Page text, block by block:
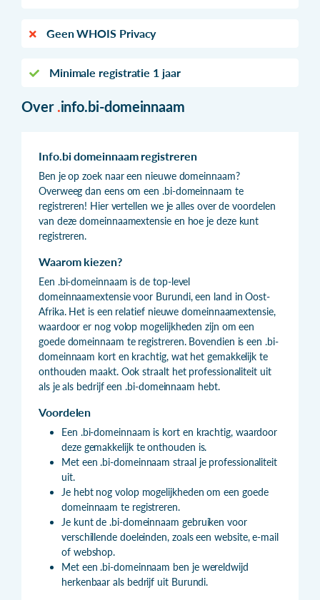
Geen WHOIS Privacy
Minimale registratie 1 jaar
Over .info.bi-domeinnaam
Info.bi domeinnaam registreren
Ben je op zoek naar een nieuwe domeinnaam?
Overweeg dan eens om een .bi-domeinnaam te
registreren! Hier vertellen we je alles over de voordelen
van deze domeinnaamextensie en hoe je deze kunt
registreren.
Waarom kiezen?
Een .bi-domeinnaam is de top-level
domeinnaamextensie voor Burundi, een land in Oost-
Afrika. Het is een relatief nieuwe domeinnaamextensie,
waardoor er nog volop mogelijkheden zijn om een
goede domeinnaam te registreren. Bovendien is een .bi-
domeinnaam kort en krachtig, wat het gemakkelijk te
onthouden maakt. Ook straalt het professionaliteit uit
als je als bedrijf een .bi-domeinnaam hebt.
Voordelen
Een .bi-domeinnaam is kort en krachtig, waardoor
deze gemakkelijk te onthouden is.
Met een .bi-domeinnaam straal je professionaliteit
uit.
Je hebt nog volop mogelijkheden om een goede
domeinnaam te registreren.
Je kunt de .bi-domeinnaam gebruiken voor
verschillende doeleinden, zoals een website, e-mail
of webshop.
Met een .bi-domeinnaam ben je wereldwijd
herkenbaar als bedrijf uit Burundi.